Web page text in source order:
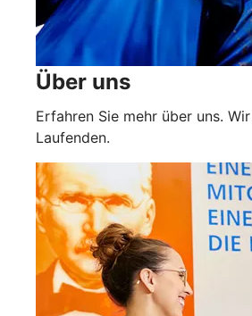
Über uns
Erfahren Sie mehr über uns.
Laufenden.